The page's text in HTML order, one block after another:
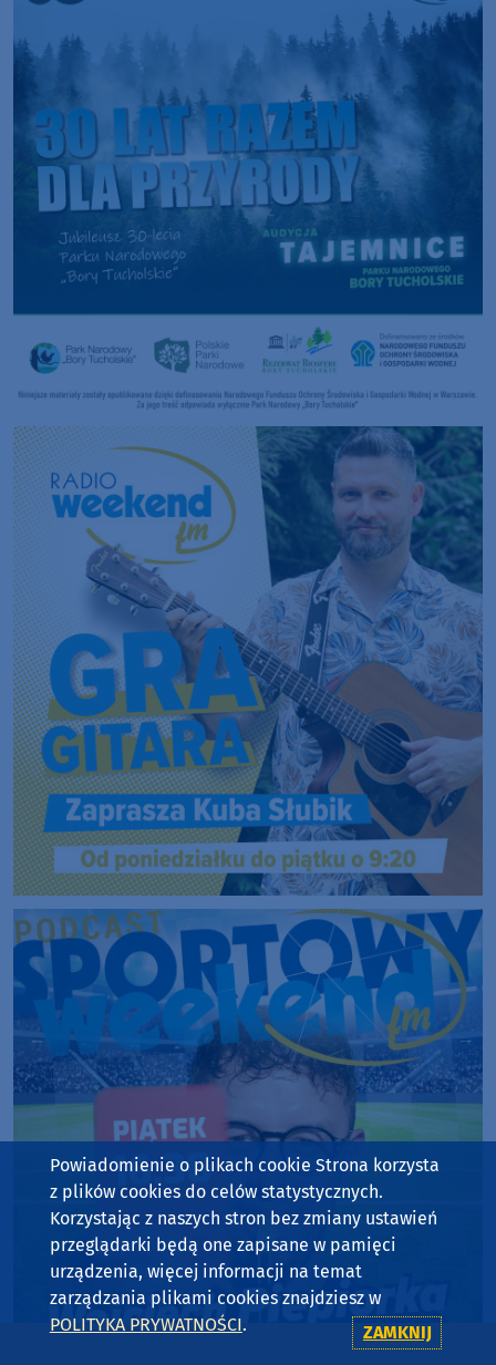
Powiadomienie o plikach cookie Strona korzysta
z plików cookies do celów statystycznych.
Korzystając z naszych stron bez zmiany ustawień
przeglądarki będą one zapisane w pamięci
urządzenia, więcej informacji na temat
zarządzania plikami cookies znajdziesz w
POLITYKA PRYWATNOŚCI. ZAMKNIJ